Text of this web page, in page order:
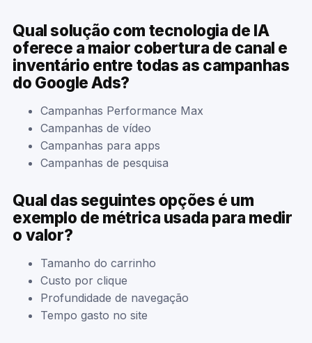
Qual solução com tecnologia de IA
oferece a maior cobertura de canal e
inventário entre todas as campanhas
do Google Ads?
Campanhas Performance Max
Campanhas de vídeo
Campanhas para apps
Campanhas de pesquisa
Qual das seguintes opções é um
exemplo de métrica usada para medir
o valor?
Tamanho do carrinho
Custo por clique
Profundidade de navegação
Tempo gasto no site